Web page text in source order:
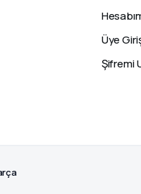
Üye
Şifremi